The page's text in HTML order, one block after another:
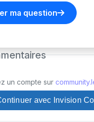
ma question
un compte sur
avec Invision